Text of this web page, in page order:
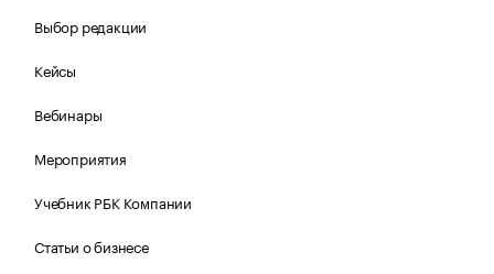
Выбор редакции
Кейсы
Вебинары
Мероприятия
Учебник РБК Компании
Статьи о бизнесе